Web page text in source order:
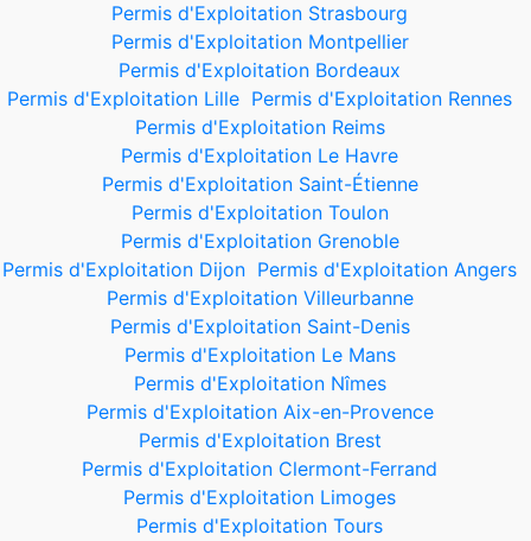
Permis d'Exploitation Strasbourg
Permis d'Exploitation Montpellier
Permis d'Exploitation Bordeaux
Permis d'Exploitation Lille Permis d'Exploitation Rennes
Permis d'Exploitation Reims
Permis d'Exploitation Le Havre
Permis d'Exploitation Saint-Étienne
Permis d'Exploitation Toulon
Permis d'Exploitation Grenoble
Permis d'Exploitation Dijon Permis d'Exploitation Angers
Permis d'Exploitation Villeurbanne
Permis d'Exploitation Saint-Denis
Permis d'Exploitation Le Mans
Permis d'Exploitation Nîmes
Permis d'Exploitation Aix-en-Provence
Permis d'Exploitation Brest
Permis d'Exploitation Clermont-Ferrand
Permis d'Exploitation Limoges
Permis d'Exploitation Tours